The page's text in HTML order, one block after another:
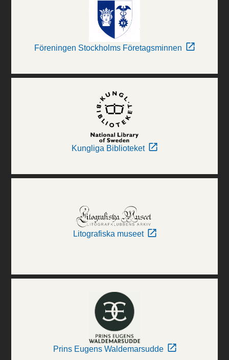
Föreningen Stockholms Företagsminnen
Kungliga Biblioteket
Litografiska museet
Prins Eugens Waldemarsudde